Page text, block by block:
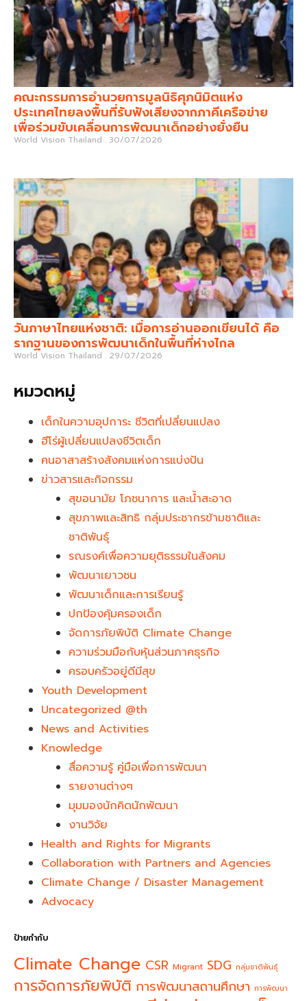
คณะกรรมการอำนวยการมูลนิธิศุภนิมิตแห่ง
ประเทศไทยลงพื้นที่รับฟังเสียงจากภาคีเครือข่าย
เพื่อร่วมขับเคลื่อนการพัฒนาเด็กอย่างยั่งยืน
World Vision Thailand 30/07/2026
วันภาษาไทยแห่งชาติ: เมื่อการอ่านออกเขียนได้ คือ
รากฐานของการพัฒนาเด็กในพื้นที่ห่างไกล
World Vision Thailand 29/07/2026
หมวดหมู่
เด็กในความอุปการะ ชีวิตที่เปลี่ยนแปลง
ฮีโร่ผู้เปลี่ยนแปลงชีวิตเด็ก
คนอาสาสร้างสังคมแห่งการแบ่งปัน
ข่าวสารและกิจกรรม
สุขอนามัย โภชนาการ และน้ำสะอาด
สุขภาพและสิทธิ กลุ่มประชากรข้ามชาติและ
ชาติพันธุ์
รณรงค์เพื่อความยุติธรรมในสังคม
พัฒนาเยาวชน
พัฒนาเด็กและการเรียนรู้
ปกป้องคุ้มครองเด็ก
จัดการภัยพิบัติ Climate Change
ความร่วมมือกับหุ้นส่วนภาคธุรกิจ
ครอบครัวอยู่ดีมีสุข
Youth Development​
Uncategorized @th
News and Activities
Knowledge
สื่อความรู้ คู่มือเพื่อการพัฒนา
รายงานต่างๆ
มุมมองนักคิดนักพัฒนา
งานวิจัย
Health and Rights for Migrants
Collaboration with Partners and Agencies
Climate Change / Disaster Management
Advocacy
ป้ายกำกับ
Climate Change CSR Migrant SDG กลุ่มชาติพันธุ์
การจัดการภัยพิบัติ การพัฒนาสถานศึกษา การพัฒนา